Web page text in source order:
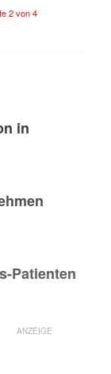
2 von 4
in
Patienten
ANZEIGE